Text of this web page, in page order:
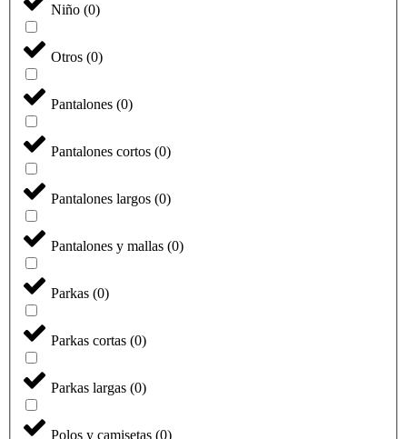
Niño (0)
Otros (0)
Pantalones (0)
Pantalones cortos (0)
Pantalones largos (0)
Pantalones y mallas (0)
Parkas (0)
Parkas cortas (0)
Parkas largas (0)
Polos y camisetas (0)